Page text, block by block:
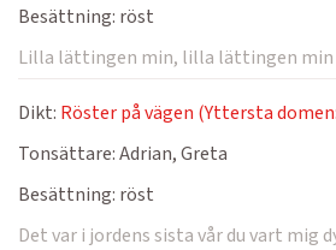
Besättning: röst
Lilla lättingen min, lilla lättingen min
Dikt: Röster på vägen (Yttersta
Tonsättare:Adrian, Greta
Besättning: röst
Det var i jordens sista vår du vart mig